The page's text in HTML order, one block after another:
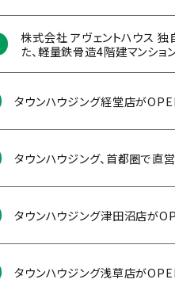
株式会社 アヴェントハウス 独
た、軽量鉄骨造4階建マンショ
タウンハウジング経堂店が
タウンハウジング、首都圏で直
タウンハウジング津田沼店が
タウンハウジング浅草店が